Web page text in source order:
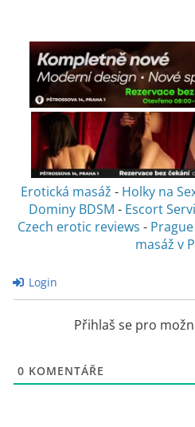
Erotická masáž - Holky na
Dominy BDSM - Escort
Czech erotic reviews -
masáž v
Login
Přihlaš se pro
0 KOMENTÁŘE